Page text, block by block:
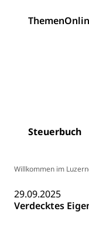
Themen
Steuerbuch
Willkommen im
29.09.2025
Verdecktes
Frühe
Gesundheit
sichere
Trinkwasser
Prävention